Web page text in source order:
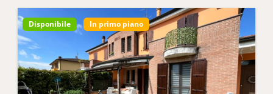
Disponibile In primo piano